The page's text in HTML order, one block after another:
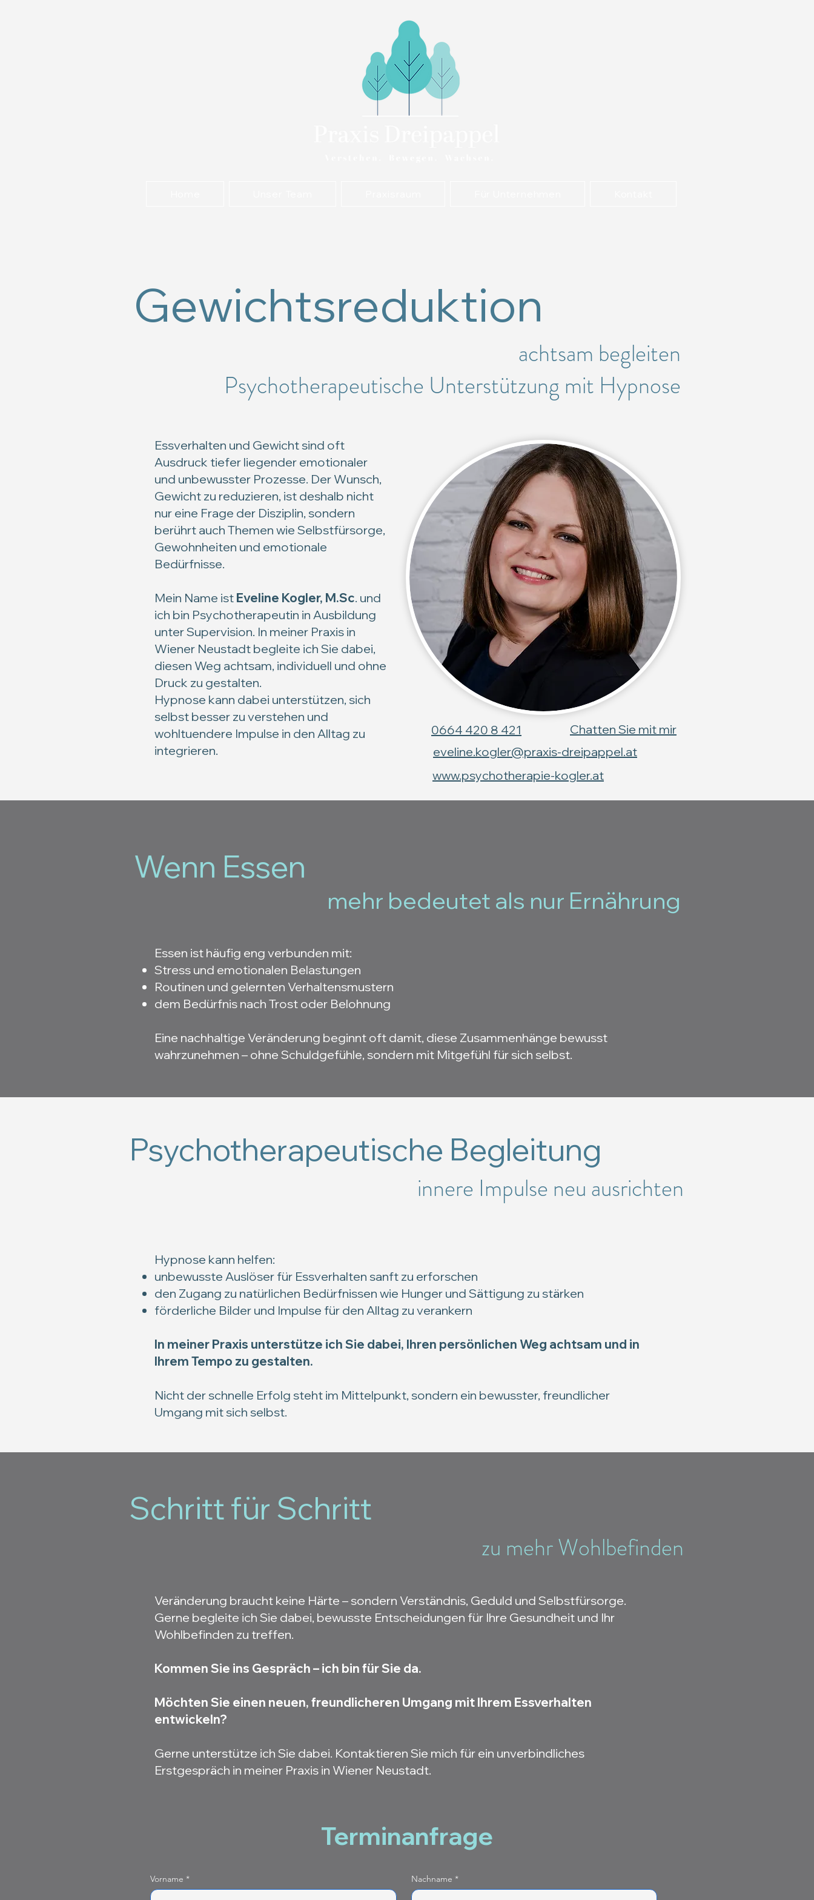
Gewichtsreduktion
achtsam begleiten
Psychotherapeutische Unterstützung mit Hypnose
Essverhalten und Gewicht sind oft
Ausdruck tiefer liegender emotionaler
und unbewusster Prozesse. Der Wunsch,
Gewicht zu reduzieren, ist deshalb nicht
nur eine Frage der Disziplin, sondern
berührt auch Themen wie Selbstfürsorge,
Gewohnheiten und emotionale
Bedürfnisse.
Mein Name ist Eveline Kogler, M.Sc. und
ich bin Psychotherapeutin in Ausbildung
unter Supervision. In meiner Praxis in
Wiener Neustadt begleite ich Sie dabei,
diesen Weg achtsam, individuell und ohne
Druck zu gestalten.
Hypnose kann dabei unterstützen, sich
selbst besser zu verstehen und
wohltuendere Impulse in den Alltag zu
integrieren.
0664 420 8 421
Chatten Sie mit mir
eveline.kogler@praxis-dreipappel.at
www.psychotherapie-kogler.at
Wenn Essen
mehr bedeutet als nur Ernährung
Essen ist häufig eng verbunden mit:
Stress und emotionalen Belastungen
Routinen und gelernten Verhaltensmustern
dem Bedürfnis nach Trost oder Belohnung
Eine nachhaltige Veränderung beginnt oft damit, diese Zusammenhänge bewusst
wahrzunehmen – ohne Schuldgefühle, sondern mit Mitgefühl für sich selbst.
Psychotherapeutische Begleitung
innere Impulse neu ausrichten
Hypnose kann helfen:
unbewusste Auslöser für Essverhalten sanft zu erforschen
den Zugang zu natürlichen Bedürfnissen wie Hunger und Sättigung zu stärken
förderliche Bilder und Impulse für den Alltag zu verankern
In meiner Praxis unterstütze ich Sie dabei, Ihren persönlichen Weg achtsam und in
Ihrem Tempo zu gestalten.
Nicht der schnelle Erfolg steht im Mittelpunkt, sondern ein bewusster, freundlicher
Umgang mit sich selbst.
Schritt für Schritt
zu mehr Wohlbefinden
Veränderung braucht keine Härte – sondern Verständnis, Geduld und Selbstfürsorge.
Gerne begleite ich Sie dabei, bewusste Entscheidungen für Ihre Gesundheit und Ihr
Wohlbefinden zu treffen.
Kommen Sie ins Gespräch – ich bin für Sie da.
Möchten Sie einen neuen, freundlicheren Umgang mit Ihrem Essverhalten
entwickeln?
Gerne unterstütze ich Sie dabei. Kontaktieren Sie mich für ein unverbindliches
Erstgespräch in meiner Praxis in Wiener Neustadt.
Terminanfrage
Vorname * Nachname *